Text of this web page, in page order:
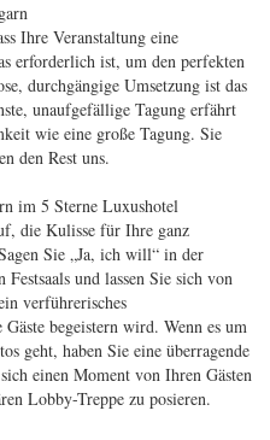
Ihre Veranstaltung eine
erforderlich ist, um den perfekten
durchgängige Umsetzung ist das
unaufgefällige Tagung erfährt
wie eine große Tagung. Sie
den Rest uns.
im 5 Sterne Luxushotel
die Kulisse für Ihre ganz
Sie „Ja, ich will“ in der
und lassen Sie sich von
verführerisches
begeistern wird. Wenn es um
geht, haben Sie eine überragende
einen Moment von Ihren Gästen
Lobby-Treppe zu posieren.